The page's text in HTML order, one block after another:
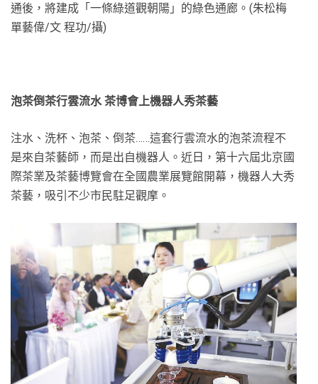
通後，將建成「一條綠道觀朝陽」的綠色通廊。(朱松梅
單藝偉/文 程功/攝)
泡茶倒茶行雲流水 茶博會上機器人秀茶藝
注水、洗杯、泡茶、倒茶……這套行雲流水的泡茶流程不
是來自茶藝師，而是出自機器人。近日，第十六屆北京國
際茶業及茶藝博覽會在全國農業展覽館開幕，機器人大秀
茶藝，吸引不少市民駐足觀摩。